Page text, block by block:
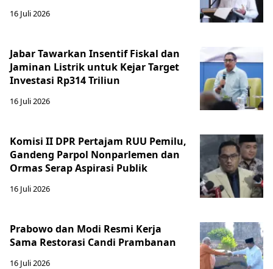
16 Juli 2026
Jabar Tawarkan Insentif Fiskal dan
Jaminan Listrik untuk Kejar Target
Investasi Rp314 Triliun
16 Juli 2026
Komisi II DPR Pertajam RUU Pemilu,
Gandeng Parpol Nonparlemen dan
Ormas Serap Aspirasi Publik
16 Juli 2026
Prabowo dan Modi Resmi Kerja
Sama Restorasi Candi Prambanan
16 Juli 2026